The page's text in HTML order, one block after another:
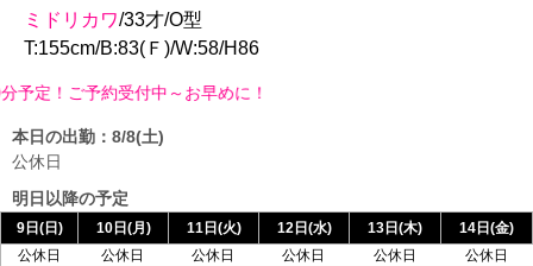
ミドリカワ/33才/O型
T:155cm/B:83(Ｆ)/W:58/H86
付中～お早めに！
本日の出勤：8/8(土)
公休日
明日以降の予定
9日(日) 10日(月) 11日(火) 12日(水) 13日(木)
14日(金)
公休日
公休日 公休日 公休日 公休日 公休日